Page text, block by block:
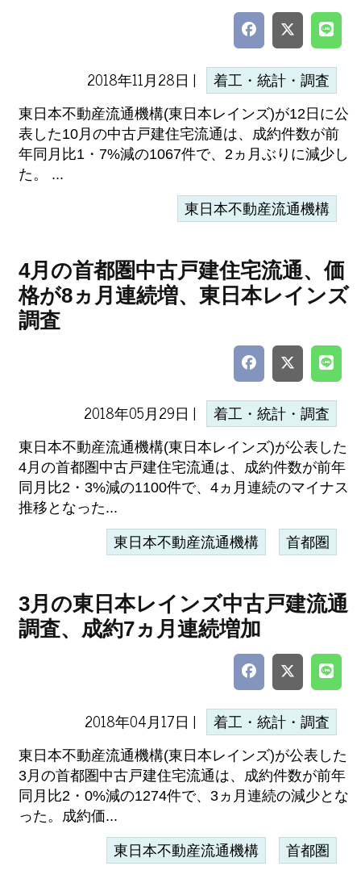
2018年11月28日 | 着工・統計・調査
東日本不動産流通機構(東日本レインズ)が12日に公
表した10月の中古戸建住宅流通は、成約件数が前
年同月比1・7%減の1067件で、2ヵ月ぶりに減少し
た。 ...
東日本不動産流通機構
4月の首都圏中古戸建住宅流通、価
格が8ヵ月連続増、東日本レインズ
調査
2018年05月29日 | 着工・統計・調査
東日本不動産流通機構(東日本レインズ)が公表した
4月の首都圏中古戸建住宅流通は、成約件数が前年
同月比2・3%減の1100件で、4ヵ月連続のマイナス
推移となった...
東日本不動産流通機構 首都圏
3月の東日本レインズ中古戸建流通
調査、成約7ヵ月連続増加
2018年04月17日 | 着工・統計・調査
東日本不動産流通機構(東日本レインズ)が公表した
3月の首都圏中古戸建住宅流通は、成約件数が前年
同月比2・0%減の1274件で、3ヵ月連続の減少とな
った。成約価...
東日本不動産流通機構 首都圏